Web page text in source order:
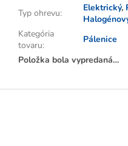
Typ ohrevu: Elektrický,
Kategória
tovaru:
Pálenice
Položka bola vypredaná…
Z